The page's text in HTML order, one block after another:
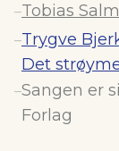
–Tobias
–Trygve
Det
–Sangen er
Forlag